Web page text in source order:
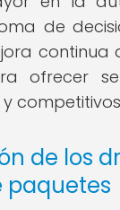
de
continua
ofrecer
de los
paquetes